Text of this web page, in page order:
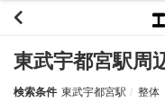
東武宇都宮駅周
検索条件 東武宇都宮駅 整体